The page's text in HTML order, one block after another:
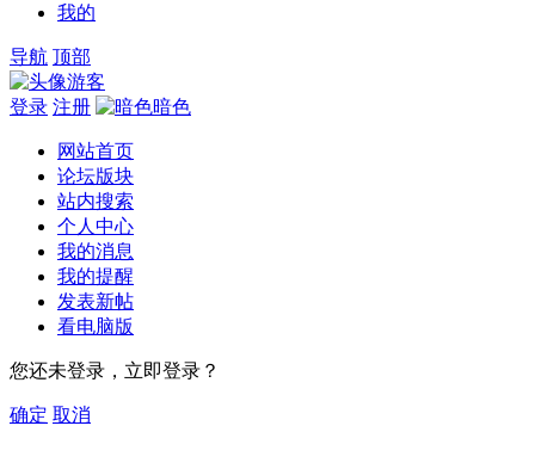
我的
导航 顶部
游客
登录 注册 暗色
网站首页
论坛版块
站内搜索
个人中心
我的消息
我的提醒
发表新帖
看电脑版
您还未登录，立即登录？
确定 取消